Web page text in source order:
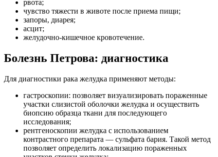
рвота;
чувство тяжести в животе после приема пищи;
запоры, диарея;
асцит;
желудочно-кишечное кровотечение.
Болезнь Петрова: диагностика
Для диагностики рака желудка применяют методы:
гастроскопии: позволяет визуализировать пораженные
участки слизистой оболочки желудка и осуществить
биопсию образца ткани для последующего
исследования;
рентгеноскопии желудка с использованием
контрастного препарата — сульфата бария. Такой метод
позволяет определить локализацию пораженных